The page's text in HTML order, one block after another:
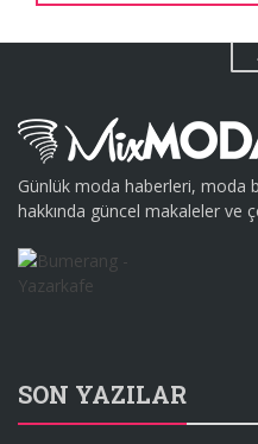
Günlük moda haberleri, moda
hakkında güncel makaleler ve
SON YAZILAR